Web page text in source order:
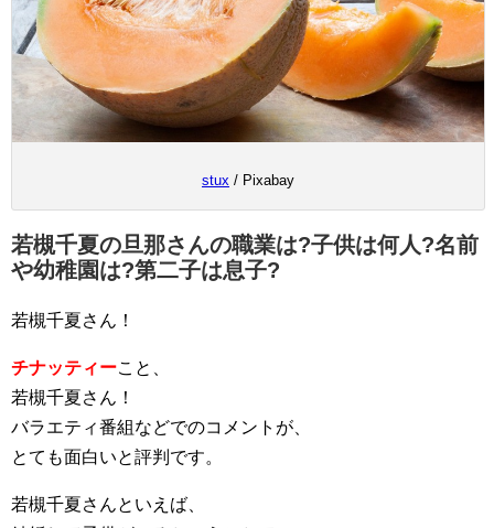
stux / Pixabay
若槻千夏の旦那さんの職業は?子供は何人?名前
や幼稚園は?第二子は息子?
若槻千夏さん！
チナッティーこと、
若槻千夏さん！
バラエティ番組などでのコメントが、
とても面白いと評判です。
若槻千夏さんといえば、